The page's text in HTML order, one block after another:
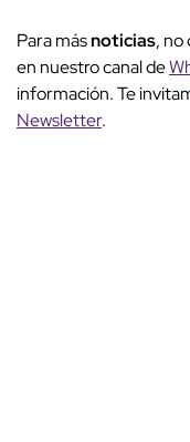
Para másnoticias, no
en nuestro canal de
información. Te
Newsletter.